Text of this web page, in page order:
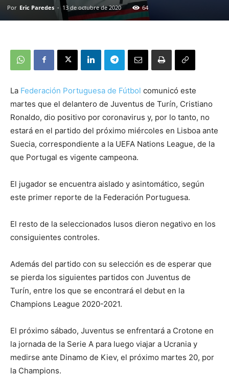
Por Eric Paredes - 13 de octubre de 2020 64
La Federación Portuguesa de Fútbol comunicó este
martes que el delantero de Juventus de Turín, Cristiano
Ronaldo, dio positivo por coronavirus y, por lo tanto, no
estará en el partido del próximo miércoles en Lisboa ante
Suecia, correspondiente a la UEFA Nations League, de la
que Portugal es vigente campeona.
El jugador se encuentra aislado y asintomático, según
este primer reporte de la Federación Portuguesa.
El resto de la seleccionados lusos dieron negativo en los
consiguientes controles.
Además del partido con su selección es de esperar que
se pierda los siguientes partidos con Juventus de
Turín, entre los que se encontrará el debut en la
Champions League 2020-2021.
El próximo sábado, Juventus se enfrentará a Crotone en
la jornada de la Serie A para luego viajar a Ucrania y
medirse ante Dinamo de Kiev, el próximo martes 20, por
la Champions.